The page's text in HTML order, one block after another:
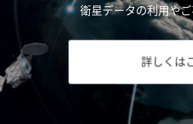
衛星データの利用や
詳しくは